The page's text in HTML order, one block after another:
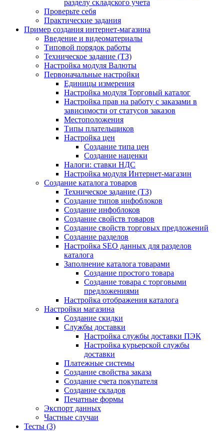
разделу складского учета
Проверьте себя
Практические задания
Пример создания интернет-магазина
Введение и видеоматериалы
Типовой порядок работы
Техническое задание (ТЗ)
Настройка модуля Валюты
Первоначальные настройки
Единицы измерения
Настройка модуля Торговый каталог
Настройка прав на работу с заказами в
зависимости от статусов заказов
Местоположения
Типы плательщиков
Настройка цен
Создание типа цен
Создание наценки
Налоги: ставки НДС
Настройка модуля Интернет-магазин
Создание каталога товаров
Техническое задание (ТЗ)
Создание типов инфоблоков
Создание инфоблоков
Создание свойств товаров
Создание свойств торговых предложений
Создание разделов
Настройка SEO данных для разделов
каталога
Заполнение каталога товарами
Создание простого товара
Создание товара с торговыми
предложениями
Настройка отображения каталога
Настройки магазина
Создание скидки
Службы доставки
Настройка службы доставки ПЭК
Настройка курьерской службы
доставки
Платежные системы
Создание свойства заказа
Создание счета покупателя
Создание складов
Печатные формы
Экспорт данных
Частные случаи
Тесты (3)